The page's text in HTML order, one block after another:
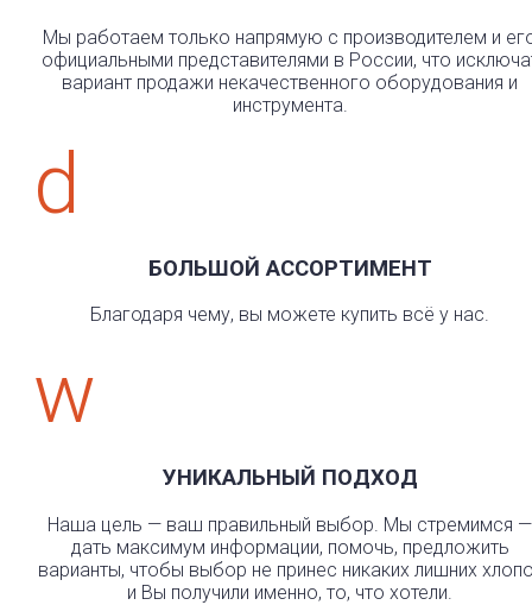
Мы работаем только напрямую с производителем и
официальными представителями в России, что
вариант продажи некачественного оборудования и
инструмента.
d
БОЛЬШОЙ АССОРТИМЕНТ
Благодаря чему, вы можете купить всё у нас.
w
УНИКАЛЬНЫЙ ПОДХОД
Наша цель — ваш правильный выбор. Мы стремимся —
дать максимум информации, помочь, предложить
варианты, чтобы выбор не принес никаких лишних
и Вы получили именно, то, что хотели.